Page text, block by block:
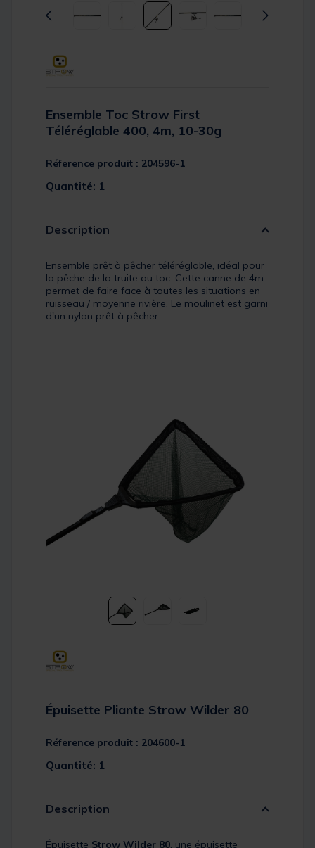
Ensemble Toc Strow First
Téléréglable 400, 4m, 10-30g
Réference produit : 204596-1
Quantité: 1
Description
Ensemble prêt à pêcher téléréglable, idéal pour
la pêche de la truite au toc. Cette canne de 4m
permet de faire face à toutes les situations en
ruisseau / moyenne rivière. Le moulinet est garni
d'un nylon prêt à pêcher.
Épuisette Pliante Strow Wilder 80
Réference produit : 204600-1
Quantité: 1
Description
Épuisette Strow Wilder 80, une épuisette